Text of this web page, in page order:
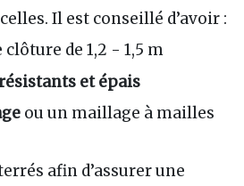
Il est conseillé d’avoir :
de 1,2 - 1,5 m
et épais
ou un maillage à mailles
afin d’assurer une